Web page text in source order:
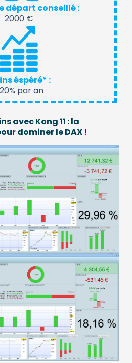
avec Kong 11 : la
dominer le DAX !
départ conseillé :
2000 €
éspéré* :
par an